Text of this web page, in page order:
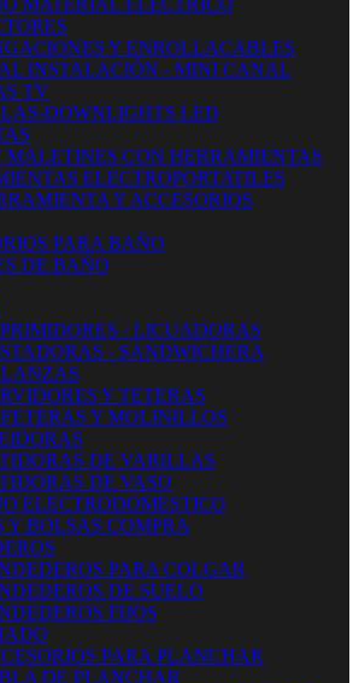
MATERIAL ELECTRICO
Y ENROLLACABLES
INSTALACIÓN - MINI CANAL
TV
DOWNLIGHTS LED
MALETINES CON HERRAMIENTAS
ELECTROPORTATILES
Y ACCESORIOS
PARA BAÑO
DE BAÑO
- LICUADORAS
- SANDWICHERA
Y TETERAS
Y MOLINILLOS
DE VARILLAS
DE VASO
ELECTRODOMESTICO
Y BOLSAS COMPRA
PARA COLGAR
DE SUELO
FIJOS
PARA PLANCHAR
DE PLANCHAR